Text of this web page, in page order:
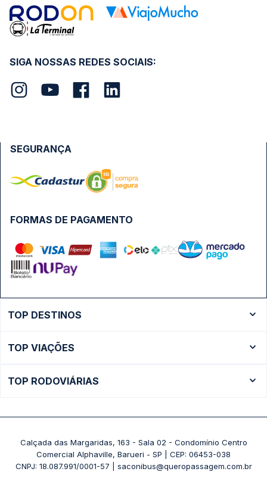
SIGA NOSSAS REDES SOCIAIS:
FORMAS DE PAGAMENTO
SEGURANÇA
TOP DESTINOS
Ônibus São Paulo
TOP VIAÇÕES
Passagens Pássaro Marron
+ Viações
TOP RODOVIÁRIAS
Rodoviária Belo Horizonte - Gov. Israel Pinheiro (Tergip)
Rodoviária Curitiba
Calçada das Margaridas, 163 - Sala 02 - Condomínio Centro
Comercial Alphaville, Barueri - SP | CEP: 06453-038
CNPJ: 18.087.991/0001-57 | saconibus@queropassagem.com.br